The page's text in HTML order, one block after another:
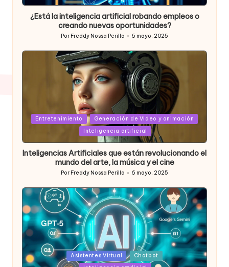
in
¿Está la inteligencia artificial robando empleos o
creando nuevas oportunidades?
Publicado
Por Freddy Nossa Perilla 6 mayo, 2025
Posted
Entretenimiento
Generación de Video y animación
Inteligencia artificial
Inteligencias Artificiales que están revolucionando el
mundo del arte, la música y el cine
Publicado
por
Por Freddy Nossa Perilla 6 mayo, 2025
Posted
Asistentes Virtual
Chatbot